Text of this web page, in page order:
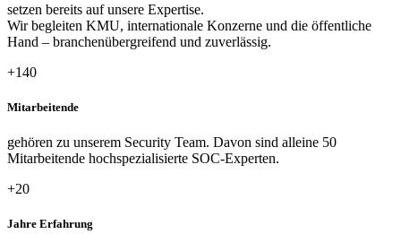
setzen bereits auf unsere Expertise.
Wir begleiten KMU, internationale Konzerne und die öffentliche
Hand – branchenübergreifend und zuverlässig.
+140
Mitarbeitende
gehören zu unserem Security Team. Davon sind alleine 50
Mitarbeitende hochspezialisierte SOC-Experten.
+20
Jahre Erfahrung